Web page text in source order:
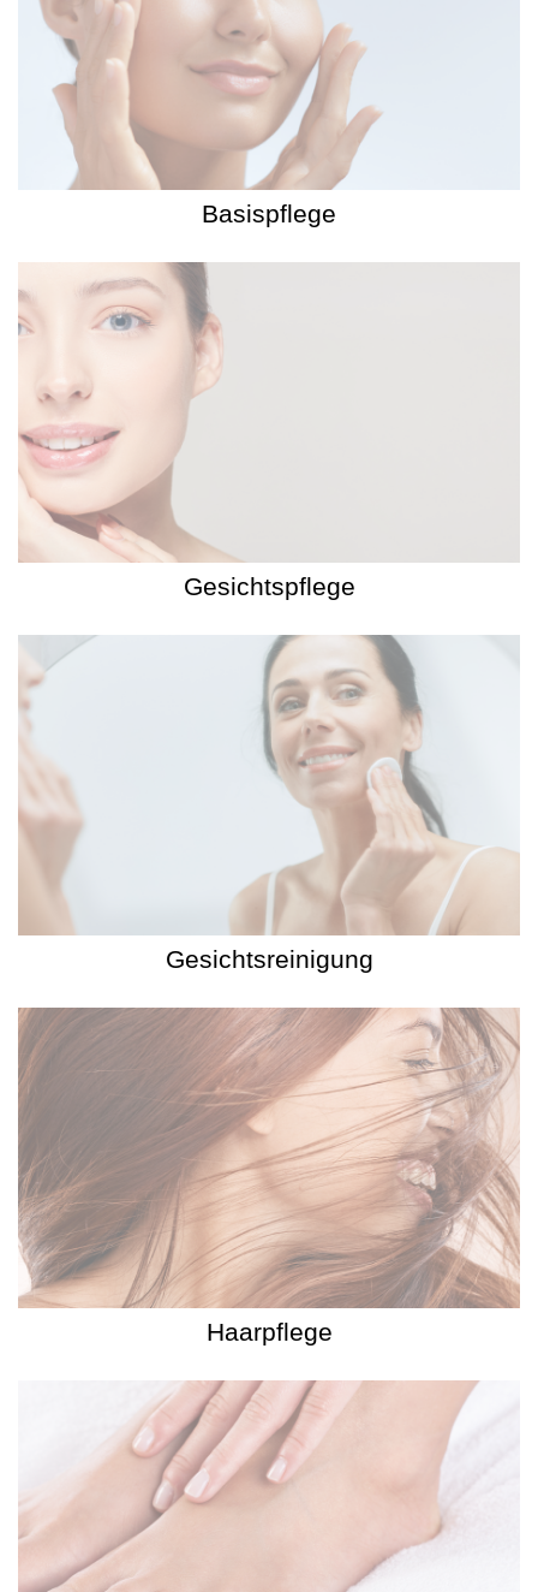
Basispflege
Gesichtspflege
Gesichtsreinigung
Haarpflege